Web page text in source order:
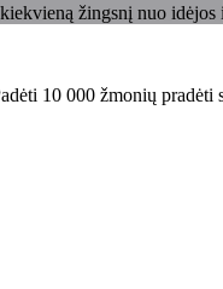
žingsnį nuo
10 000 žmonių